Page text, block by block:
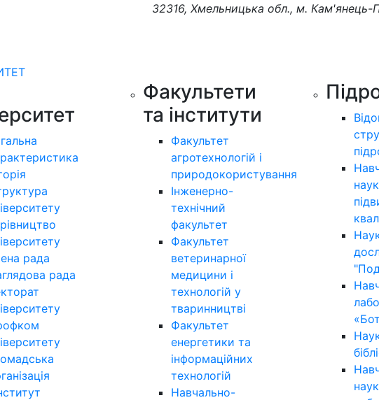
32316, Хмельницька обл., м. Кам'янець-
рада
рада
Факультети
та інститути
Факультет
агротехнологій і
природокористування
Інженерно-
технічний
факультет
Факультет
ветеринарної
медицини і
технологій у
тваринництві
Факультет
енергетики та
інформаційних
технологій
Навчально-